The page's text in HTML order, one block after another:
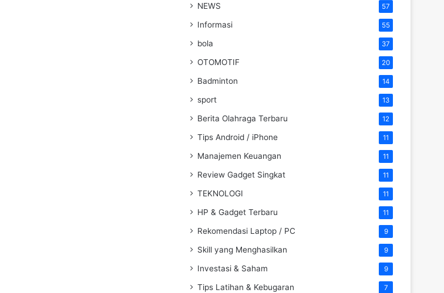
NEWS 57
Informasi 55
bola 37
OTOMOTIF 20
Badminton 14
sport 13
Berita Olahraga Terbaru 12
Tips Android / iPhone 11
Manajemen Keuangan 11
Review Gadget Singkat 11
TEKNOLOGI 11
HP & Gadget Terbaru 11
Rekomendasi Laptop / PC 9
Skill yang Menghasilkan 9
Investasi & Saham 9
Tips Latihan & Kebugaran 7